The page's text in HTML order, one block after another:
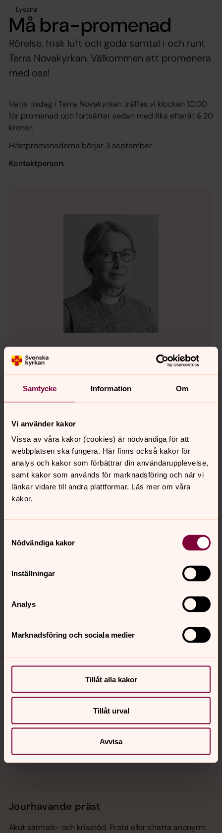
Samtycke Information Om
Vi använder kakor
Vissa av våra kakor (cookies) är nödvändiga för att
webbplatsen ska fungera. Här finns också kakor för
analys och kakor som förbättrar din användarupplevelse,
samt kakor som används för marknadsföring och när vi
länkar vidare till andra plattformar. Läs mer om våra
kakor.
Nödvändiga kakor
Inställningar
Analys
Marknadsföring och sociala medier
Tillåt alla kakor
Tillåt urval
Avvisa
Lyssna
Må bra-promenad
Rörelse, frisk luft och goda samtal i och runt
Terra Novakyrkan. Välkommen att promenera
med oss!
Varje tisdag i Terra Novakyrkan träffas vi klockan 10:00
för promenad och fortsätter sedan med fika efteråt á 20
kronor.
Höstpromenaderna börjar 3 september.
Kontaktperson:
Katarina Gudinge
Direkt:0498-20 68 16Mobil:070-380 68 16
Senast ändrad 27 augusti 2024
Synpunkter eller frågor på sidans
innehåll?
visby.domkyrko@svenskakyrkan.se
Hitta snabbt
Sociala kanaler
Jourhavande präst
Akut samtals- och krisstöd. Prata eller chatta anonymt